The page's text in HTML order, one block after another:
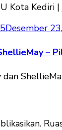
Desember
–